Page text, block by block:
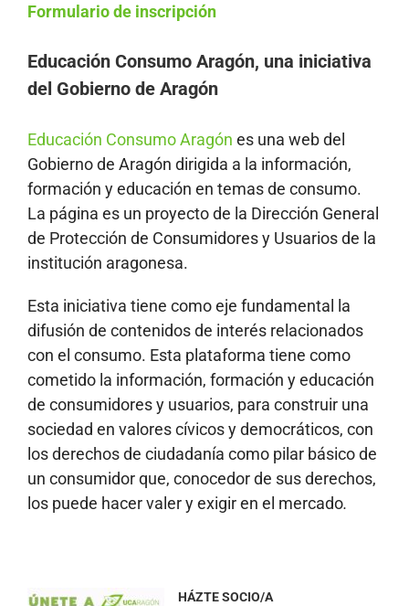
Formulario de inscripción
Educación Consumo Aragón, una iniciativa
del Gobierno de Aragón
Educación Consumo Aragón es una web del
Gobierno de Aragón dirigida a la información,
formación y educación en temas de consumo.
La página es un proyecto de la Dirección General
de Protección de Consumidores y Usuarios de la
institución aragonesa.
Esta iniciativa tiene como eje fundamental la
difusión de contenidos de interés relacionados
con el consumo. Esta plataforma tiene como
cometido la información, formación y educación
de consumidores y usuarios, para construir una
sociedad en valores cívicos y democráticos, con
los derechos de ciudadanía como pilar básico de
un consumidor que, conocedor de sus derechos,
los puede hacer valer y exigir en el mercado.
HÁZTE SOCIO/A